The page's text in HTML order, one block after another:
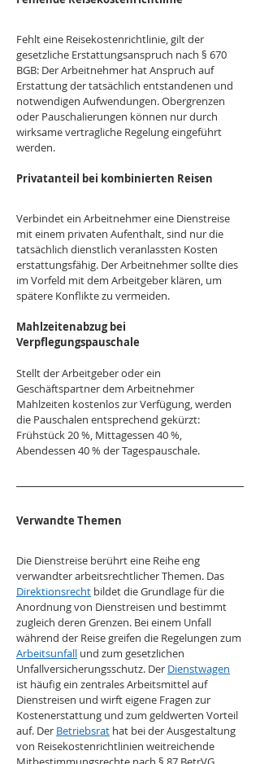
Fehlt eine Reisekostenrichtlinie, gilt der
gesetzliche Erstattungsanspruch nach § 670
BGB: Der Arbeitnehmer hat Anspruch auf
Erstattung der tatsächlich entstandenen und
notwendigen Aufwendungen. Obergrenzen
oder Pauschalierungen können nur durch
wirksame vertragliche Regelung eingeführt
werden.
Privatanteil bei kombinierten Reisen
Verbindet ein Arbeitnehmer eine Dienstreise
mit einem privaten Aufenthalt, sind nur die
tatsächlich dienstlich veranlassten Kosten
erstattungsfähig. Der Arbeitnehmer sollte dies
im Vorfeld mit dem Arbeitgeber klären, um
spätere Konflikte zu vermeiden.
Mahlzeitenabzug bei
Verpflegungspauschale
Stellt der Arbeitgeber oder ein
Geschäftspartner dem Arbeitnehmer
Mahlzeiten kostenlos zur Verfügung, werden
die Pauschalen entsprechend gekürzt:
Frühstück 20 %, Mittagessen 40 %,
Abendessen 40 % der Tagespauschale.
Verwandte Themen
Die Dienstreise berührt eine Reihe eng
verwandter arbeitsrechtlicher Themen. Das
Direktionsrecht bildet die Grundlage für die
Anordnung von Dienstreisen und bestimmt
zugleich deren Grenzen. Bei einem Unfall
während der Reise greifen die Regelungen zum
Arbeitsunfall und zum gesetzlichen
Unfallversicherungsschutz. Der Dienstwagen
ist häufig ein zentrales Arbeitsmittel auf
Dienstreisen und wirft eigene Fragen zur
Kostenerstattung und zum geldwerten Vorteil
auf. Der Betriebsrat hat bei der Ausgestaltung
von Reisekostenrichtlinien weitreichende